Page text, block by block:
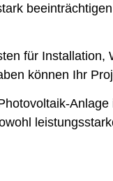
für
können Ihr